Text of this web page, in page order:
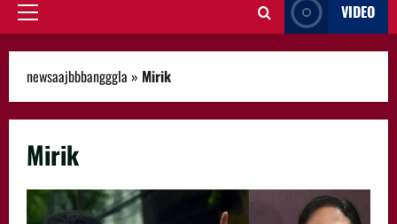
Primary
VIDEO
newsaajbbbangggla » Mirik
Mirik